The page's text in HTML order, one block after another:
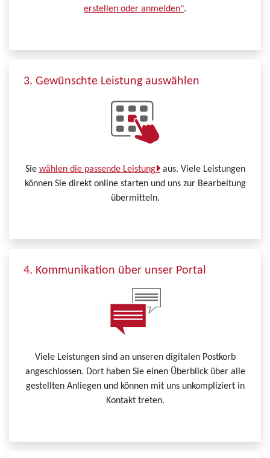
erstellen oder anmelden".
3. Gewünschte Leistung auswählen
Sie wählen die passende Leistung aus. Viele Leistungen
können Sie direkt online starten und uns zur Bearbeitung
übermitteln.
4. Kommunikation über unser Portal
Viele Leistungen sind an unseren digitalen Postkorb
angeschlossen. Dort haben Sie einen Überblick über alle
gestellten Anliegen und können mit uns unkompliziert in
Kontakt treten.